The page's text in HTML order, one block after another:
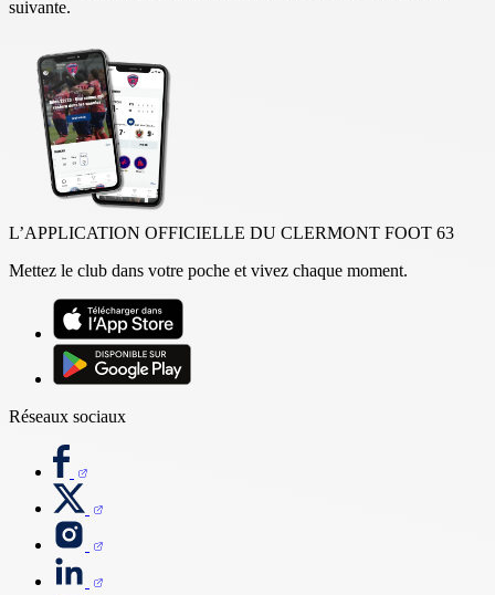
suivante.
L’APPLICATION OFFICIELLE DU CLERMONT FOOT 63
Mettez le club dans votre poche et vivez chaque moment.
Réseaux sociaux